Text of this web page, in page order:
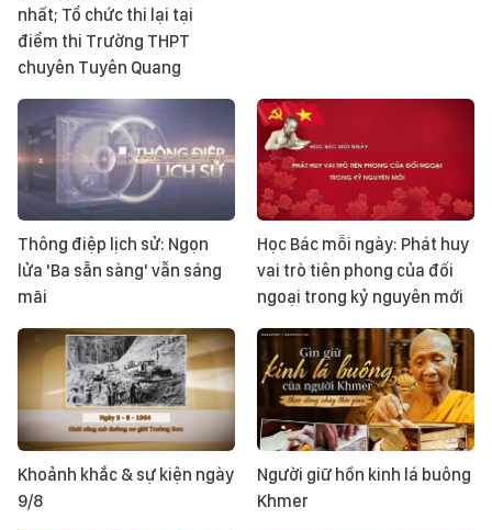
nhất; Tổ chức thi lại tại
điểm thi Trường THPT
chuyên Tuyên Quang
Thông điệp lịch sử: Ngọn
lửa 'Ba sẵn sàng' vẫn sáng
mãi
Học Bác mỗi ngày: Phát huy
vai trò tiên phong của đối
ngoại trong kỷ nguyên mới
Khoảnh khắc & sự kiện ngày
9/8
Người giữ hồn kinh lá buông
Khmer